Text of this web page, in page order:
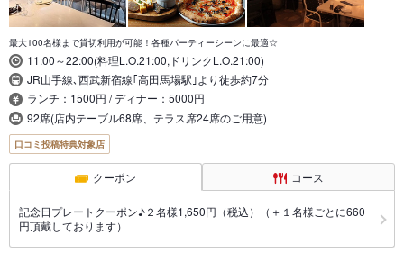
最大100名様まで貸切利用が可能！各種パーティーシーンに最適☆
11:00～22:00(料理L.O.21:00,ドリンクL.O.21:00)
JR山手線､西武新宿線｢高田馬場駅｣より徒歩約7分
ランチ：1500円 / ディナー：5000円
92席(店内テーブル68席、テラス席24席のご用意)
口コミ投稿特典対象店
クーポン コース
記念日プレートクーポン♪２名様1,650円（税込）（＋１名様ごとに660
円頂戴しております）